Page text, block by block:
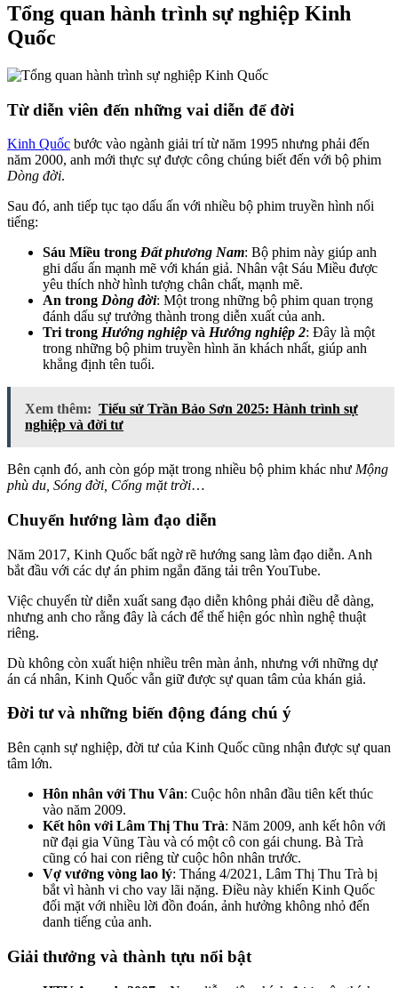
Tổng quan hành trình sự nghiệp Kinh
Quốc
Từ diễn viên đến những vai diễn để đời
Kinh Quốc bước vào ngành giải trí từ năm 1995 nhưng phải đến
năm 2000, anh mới thực sự được công chúng biết đến với bộ phim
Dòng đời.
Sau đó, anh tiếp tục tạo dấu ấn với nhiều bộ phim truyền hình nổi
tiếng:
Sáu Miều trong Đất phương Nam: Bộ phim này giúp anh
ghi dấu ấn mạnh mẽ với khán giả. Nhân vật Sáu Miều được
yêu thích nhờ hình tượng chân chất, mạnh mẽ.
An trong Dòng đời: Một trong những bộ phim quan trọng
đánh dấu sự trưởng thành trong diễn xuất của anh.
Tri trong Hướng nghiệp và Hướng nghiệp 2: Đây là một
trong những bộ phim truyền hình ăn khách nhất, giúp anh
khẳng định tên tuổi.
Xem thêm: Tiểu sử Trần Bảo Sơn 2025: Hành trình sự
nghiệp và đời tư
Bên cạnh đó, anh còn góp mặt trong nhiều bộ phim khác như Mộng
phù du, Sóng đời, Cổng mặt trời…
Chuyển hướng làm đạo diễn
Năm 2017, Kinh Quốc bất ngờ rẽ hướng sang làm đạo diễn. Anh
bắt đầu với các dự án phim ngắn đăng tải trên YouTube.
Việc chuyển từ diễn xuất sang đạo diễn không phải điều dễ dàng,
nhưng anh cho rằng đây là cách để thể hiện góc nhìn nghệ thuật
riêng.
Dù không còn xuất hiện nhiều trên màn ảnh, nhưng với những dự
án cá nhân, Kinh Quốc vẫn giữ được sự quan tâm của khán giả.
Đời tư và những biến động đáng chú ý
Bên cạnh sự nghiệp, đời tư của Kinh Quốc cũng nhận được sự quan
tâm lớn.
Hôn nhân với Thu Vân: Cuộc hôn nhân đầu tiên kết thúc
vào năm 2009.
Kết hôn với Lâm Thị Thu Trà: Năm 2009, anh kết hôn với
nữ đại gia Vũng Tàu và có một cô con gái chung. Bà Trà
cũng có hai con riêng từ cuộc hôn nhân trước.
Vợ vướng vòng lao lý: Tháng 4/2021, Lâm Thị Thu Trà bị
bắt vì hành vi cho vay lãi nặng. Điều này khiến Kinh Quốc
đối mặt với nhiều lời đồn đoán, ảnh hưởng không nhỏ đến
danh tiếng của anh.
Giải thưởng và thành tựu nổi bật